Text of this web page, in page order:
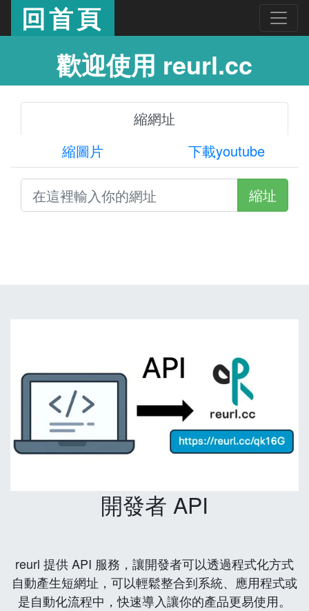
回首頁
歡迎使用 reurl.cc
縮網址
縮圖片
下載youtube
縮址
開發者 API
reurl 提供 API 服務，讓開發者可以透過程式化方式
自動產生短網址，可以輕鬆整合到系統、應用程式或
是自動化流程中，快速導入讓你的產品更易使用。